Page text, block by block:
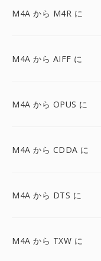
M4A から M4R に
M4A から AIFF に
M4A から OPUS に
M4A から CDDA に
M4A から DTS に
M4A から TXW に